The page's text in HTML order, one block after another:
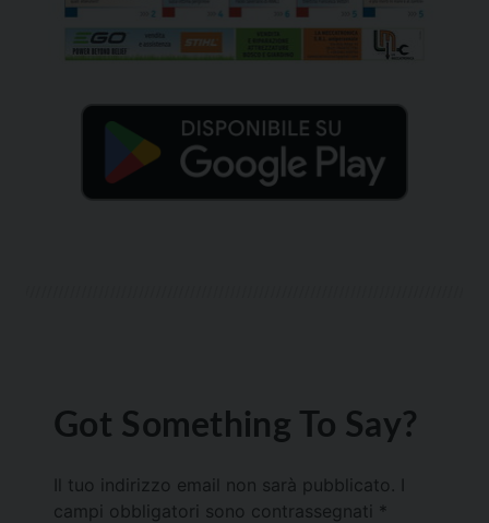
Got Something To Say?
Il tuo indirizzo email non sarà pubblicato.
campi obbligatori sono contrassegnati *